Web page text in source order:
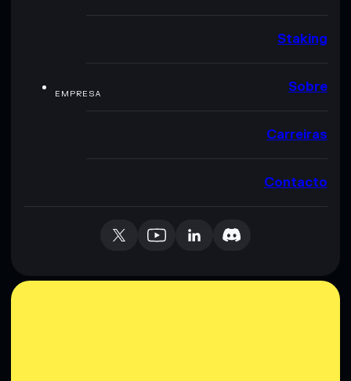
Staking
EMPRESA Sobre
Carreiras
Contacto